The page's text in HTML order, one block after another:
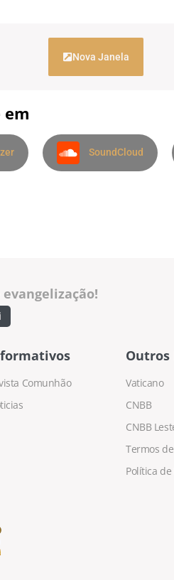
Nova Janela
em
SoundCloud
Comunhão
Outros
Vaticano
CNBB
CNBB
Termos
Política